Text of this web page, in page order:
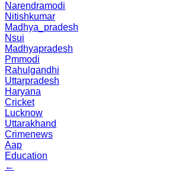
Narendramodi
Nitishkumar
Madhya_pradesh
Nsui
Madhyapradesh
Pmmodi
Rahulgandhi
Uttarpradesh
Haryana
Cricket
Lucknow
Uttarakhand
Crimenews
Aap
Education
←